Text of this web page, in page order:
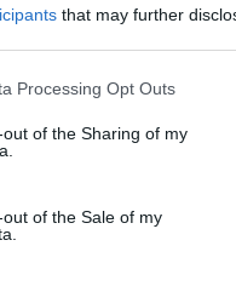
that may further
website/app uses one or
visit or usage behaviour. You
to Google and its third-
specified purposes in
Processing Opt Outs
of the Sharing of my
of the Sale of my
Δημήτρη Ιτούδη
Καλάθης: “Όλοι οι
μου ήταν
18/NOV/22 21:23
απόδοση της ομάδας του
107-77 της